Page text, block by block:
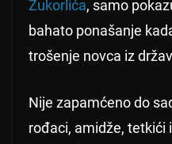
Zukorlića, samo
bahato ponašanje
trošenje novca iz
Nije zapamćeno do
rođaci, amidže, tetkići